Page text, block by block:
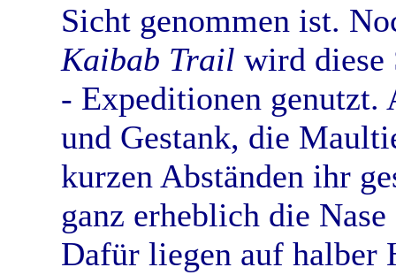
Sicht genommen ist.
Kaibab Trail wird diese
- Expeditionen genutzt.
und Gestank, die
kurzen Abständen ihr
ganz erheblich die Nase
Dafür liegen auf halber